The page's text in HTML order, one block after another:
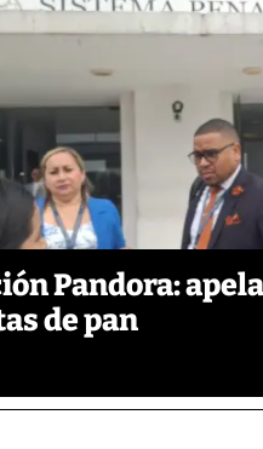
Pandora:
de pan